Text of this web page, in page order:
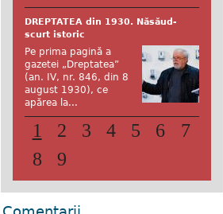
DREPTATEA din 1930. Năsăud-
scurt istoric
Pe prima pagină a
gazetei „Dreptatea”
(an. IV, nr. 846, din 8
august 1930), ce
apărea la...
1 2 3 4 5 6
7
8
9